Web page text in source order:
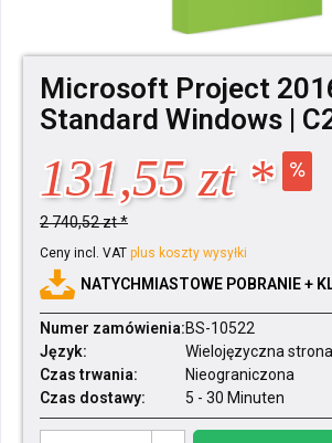
Microsoft Project
Standard Windows |
131,55 zt *
2 740,52 zt *
Ceny incl. VAT plus koszty wysyłki
NATYCHMIASTOWE POBRANIE +
Numer zamówienia:BS-10522
Język:
Wielojęzyczna strona
Czas trwania:
Nieograniczona
Czas dostawy:
5 - 30 Minuten